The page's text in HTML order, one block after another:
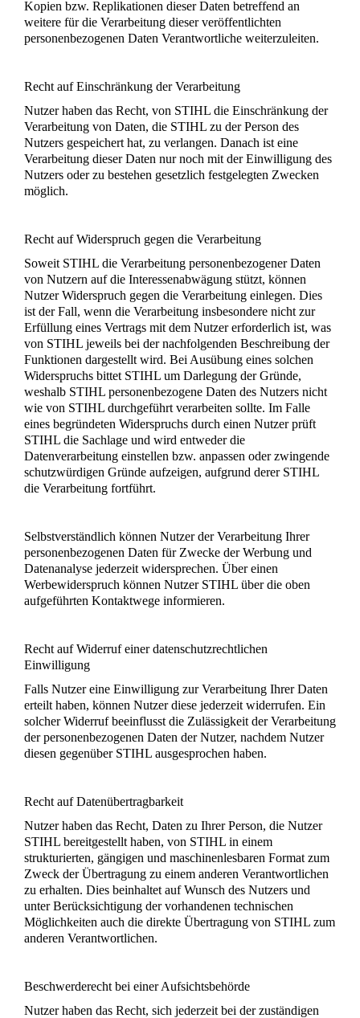
Kopien bzw. Replikationen dieser Daten betreffend an
weitere für die Verarbeitung dieser veröffentlichten
personenbezogenen Daten Verantwortliche weiterzuleiten.
Recht auf Einschränkung der Verarbeitung
Nutzer haben das Recht, von STIHL die Einschränkung der
Verarbeitung von Daten, die STIHL zu der Person des
Nutzers gespeichert hat, zu verlangen. Danach ist eine
Verarbeitung dieser Daten nur noch mit der Einwilligung des
Nutzers oder zu bestehen gesetzlich festgelegten Zwecken
möglich.
Recht auf Widerspruch gegen die Verarbeitung
Soweit STIHL die Verarbeitung personenbezogener Daten
von Nutzern auf die Interessenabwägung stützt, können
Nutzer Widerspruch gegen die Verarbeitung einlegen. Dies
ist der Fall, wenn die Verarbeitung insbesondere nicht zur
Erfüllung eines Vertrags mit dem Nutzer erforderlich ist, was
von STIHL jeweils bei der nachfolgenden Beschreibung der
Funktionen dargestellt wird. Bei Ausübung eines solchen
Widerspruchs bittet STIHL um Darlegung der Gründe,
weshalb STIHL personenbezogene Daten des Nutzers nicht
wie von STIHL durchgeführt verarbeiten sollte. Im Falle
eines begründeten Widerspruchs durch einen Nutzer prüft
STIHL die Sachlage und wird entweder die
Datenverarbeitung einstellen bzw. anpassen oder zwingende
schutzwürdigen Gründe aufzeigen, aufgrund derer STIHL
die Verarbeitung fortführt.
Selbstverständlich können Nutzer der Verarbeitung Ihrer
personenbezogenen Daten für Zwecke der Werbung und
Datenanalyse jederzeit widersprechen. Über einen
Werbewiderspruch können Nutzer STIHL über die oben
aufgeführten Kontaktwege informieren.
Recht auf Widerruf einer datenschutzrechtlichen
Einwilligung
Falls Nutzer eine Einwilligung zur Verarbeitung Ihrer Daten
erteilt haben, können Nutzer diese jederzeit widerrufen. Ein
solcher Widerruf beeinflusst die Zulässigkeit der Verarbeitung
der personenbezogenen Daten der Nutzer, nachdem Nutzer
diesen gegenüber STIHL ausgesprochen haben.
Recht auf Datenübertragbarkeit
Nutzer haben das Recht, Daten zu Ihrer Person, die Nutzer
STIHL bereitgestellt haben, von STIHL in einem
strukturierten, gängigen und maschinenlesbaren Format zum
Zweck der Übertragung zu einem anderen Verantwortlichen
zu erhalten. Dies beinhaltet auf Wunsch des Nutzers und
unter Berücksichtigung der vorhandenen technischen
Möglichkeiten auch die direkte Übertragung von STIHL zum
anderen Verantwortlichen.
Beschwerderecht bei einer Aufsichtsbehörde
Nutzer haben das Recht, sich jederzeit bei der zuständigen